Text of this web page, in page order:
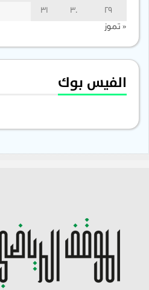
29
30
31
« تموز
الفيس بوك